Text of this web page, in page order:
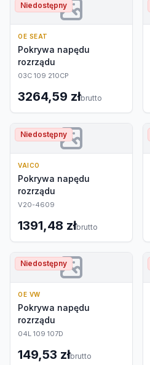
Niedostępny
OE SEAT
Pokrywa napędu
rozrządu
03C 109 210CP
3264,59 złbrutto
Niedostępny
VAICO
Pokrywa napędu
rozrządu
V20-4609
1391,48 złbrutto
Niedostępny
OE VW
Pokrywa napędu
rozrządu
04L 109 107D
149,53 złbrutto